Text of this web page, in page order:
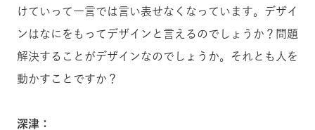
けていって一言では言い表せなくなっています。デザイ
ンはなにをもってデザインと言えるのでしょうか？問題
解決することがデザインなのでしょうか。それとも人を
動かすことですか？
深津：